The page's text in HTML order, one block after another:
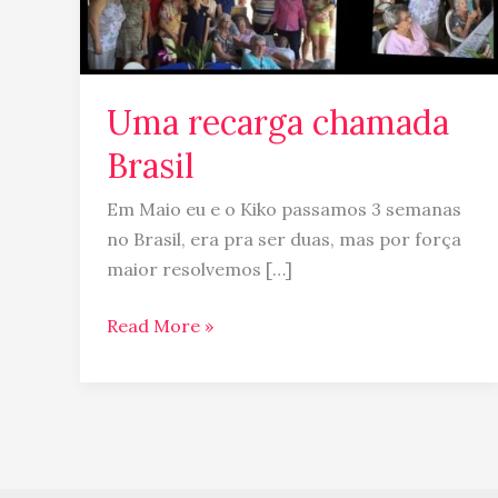
Uma recarga chamada
Brasil
Em Maio eu e o Kiko passamos 3 semanas
no Brasil, era pra ser duas, mas por força
maior resolvemos […]
Read More »